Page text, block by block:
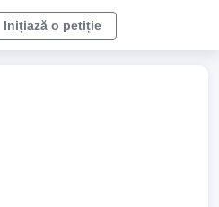
Inițiază o petiție